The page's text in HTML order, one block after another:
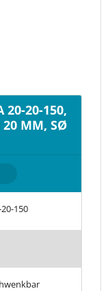
20-20-150,
20 MM, SØ
150